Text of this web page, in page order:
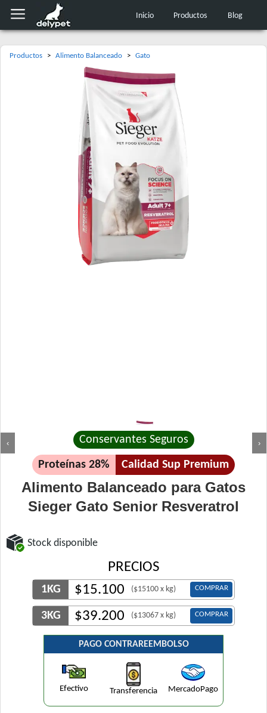
Inicio Productos Blog
Productos > Alimento Balanceado > Gato
‹ ›
Conservantes Seguros
Proteínas 28% Calidad Sup Premium
Alimento Balanceado para Gatos
Sieger Gato Senior Resveratrol
Stock disponible
PRECIOS
1KG $15.100 ($15100 x kg) COMPRAR
3KG $39.200 ($13067 x kg) COMPRAR
PAGO CONTRAREEMBOLSO
Efectivo Transferencia MercadoPago